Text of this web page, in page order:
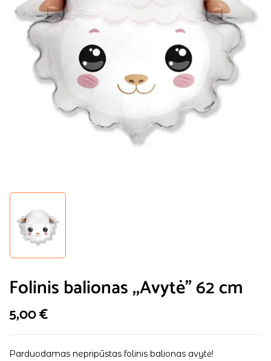
Folinis balionas ,,Avytė” 62 cm
5,00€
Parduodamas nepripūstas folinis balionas avytė!